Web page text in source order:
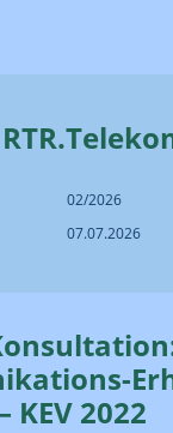
02/2026
07.07.2026
2022